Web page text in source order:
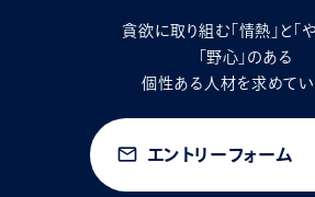
貪欲に取り組む「情熱」と「
「野心」のある
個性ある人材を求めてい
mail_outline エントリーフォーム